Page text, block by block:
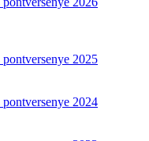
2025
2024